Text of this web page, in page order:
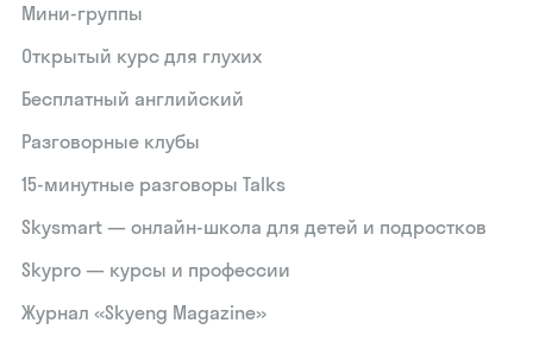
Мини-группы
Открытый курс для глухих
Бесплатный английский
Разговорные клубы
15‑минутные разговоры Talks
Skysmart — онлайн-школа для детей и подростков
Skypro — курсы и профессии
Журнал «Skyeng Magazine»